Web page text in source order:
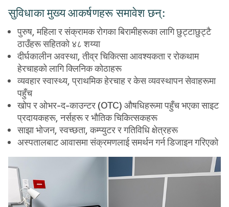
सुविधाका मुख्य आकर्षणहरू समावेश छन्:
पुरुष, महिला र संक्रामक रोगका बिरामीहरूका लागि छुट्टाछुट्टै
ठाउँहरू सहितको ४८ शय्या
दीर्घकालीन अवस्था, तीव्र चिकित्सा आवश्यकता र रोकथाम
हेरचाहको लागि क्लिनिक कोठाहरू
व्यवहार स्वास्थ्य, प्राथमिक हेरचाह र केस व्यवस्थापन सेवाहरूमा
पहुँच
खोप र ओभर-द-काउन्टर (OTC) औषधिहरूमा पहुँच भएका साइट
प्रदायकहरू, नर्सहरू र भौतिक चिकित्सकहरू
साझा भोजन, स्वच्छता, कम्प्युटर र गतिविधि क्षेत्रहरू
अस्पतालबाट आवासमा संक्रमणलाई समर्थन गर्न डिजाइन गरिएको